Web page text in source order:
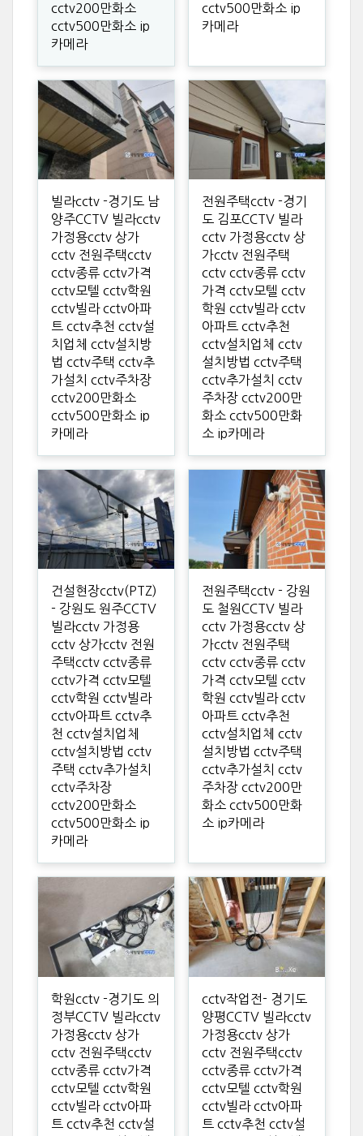
cctv200만화소
cctv500만화소 ip
카메라
cctv500만화소 ip
카메라
빌라cctv -경기도 남
양주CCTV 빌라cctv
가정용cctv 상가
cctv 전원주택cctv
cctv종류 cctv가격
cctv모텔 cctv학원
cctv빌라 cctv아파
트 cctv추천 cctv설
치업체 cctv설치방
법 cctv주택 cctv추
가설치 cctv주차장
cctv200만화소
cctv500만화소 ip
카메라
전원주택cctv -경기
도 김포CCTV 빌라
cctv 가정용cctv 상
가cctv 전원주택
cctv cctv종류 cctv
가격 cctv모텔 cctv
학원 cctv빌라 cctv
아파트 cctv추천
cctv설치업체 cctv
설치방법 cctv주택
cctv추가설치 cctv
주차장 cctv200만
화소 cctv500만화
소 ip카메라
건설현장cctv(PTZ)
- 강원도 원주CCTV
빌라cctv 가정용
cctv 상가cctv 전원
주택cctv cctv종류
cctv가격 cctv모텔
cctv학원 cctv빌라
cctv아파트 cctv추
천 cctv설치업체
cctv설치방법 cctv
주택 cctv추가설치
cctv주차장
cctv200만화소
cctv500만화소 ip
카메라
전원주택cctv - 강원
도 철원CCTV 빌라
cctv 가정용cctv 상
가cctv 전원주택
cctv cctv종류 cctv
가격 cctv모텔 cctv
학원 cctv빌라 cctv
아파트 cctv추천
cctv설치업체 cctv
설치방법 cctv주택
cctv추가설치 cctv
주차장 cctv200만
화소 cctv500만화
소 ip카메라
학원cctv -경기도 의
정부CCTV 빌라cctv
가정용cctv 상가
cctv 전원주택cctv
cctv종류 cctv가격
cctv모텔 cctv학원
cctv빌라 cctv아파
트 cctv추천 cctv설
cctv작업전- 경기도
양평CCTV 빌라cctv
가정용cctv 상가
cctv 전원주택cctv
cctv종류 cctv가격
cctv모텔 cctv학원
cctv빌라 cctv아파
트 cctv추천 cctv설